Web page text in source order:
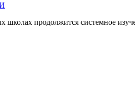
школах продолжится системное